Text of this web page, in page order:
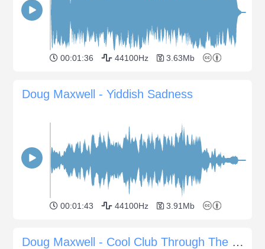
00:01:36 44100Hz 3.63Mb
Doug Maxwell - Yiddish Sadness
00:01:43 44100Hz 3.91Mb
Doug Maxwell - Cool Club Through The Wall